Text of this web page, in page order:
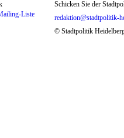
Liste
Schicken Sie der
redaktion@stadtpolitik-
© Stadtpolitik